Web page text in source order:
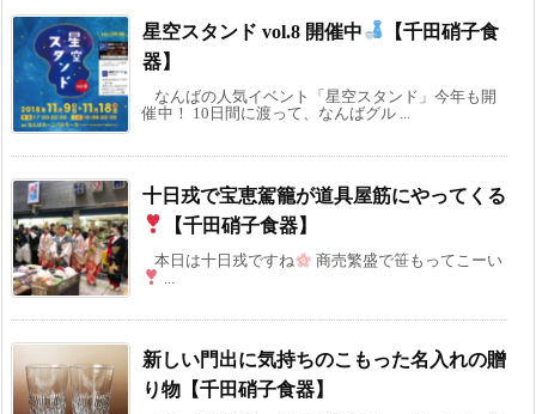
星空スタンド vol.8 開催中
【千田硝子食
器】
なんばの人気イベント「星空スタンド」今年も開
催中！ 10日間に渡って、なんばグル ...
十日戎で宝恵駕籠が道具屋筋にやってくる
【千田硝子食器】
本日は十日戎ですね
商売繁盛で笹もってこーい
...
新しい門出に気持ちのこもった名入れの贈
り物【千田硝子食器】